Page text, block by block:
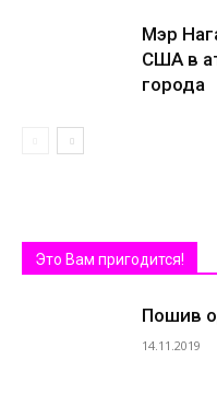
Мэр
США в
города
Это Вам пригодится!
Пошив
14.11.2019